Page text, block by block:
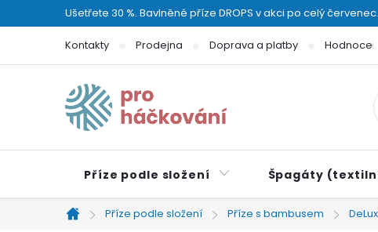
na
Ušetřete 30 %. Bavlněné příze DROPS v akci po celý červenec.
Kontakty Prodejna Doprava a platby
Příze podle složení Špagáty
Domů
Příze podle složení Příze s bambusem